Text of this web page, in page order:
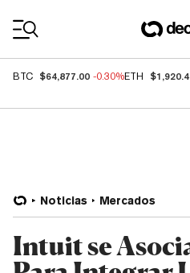
BTC $64,877.00 -0.30%ETH
Noticias Mercados
Intuit se